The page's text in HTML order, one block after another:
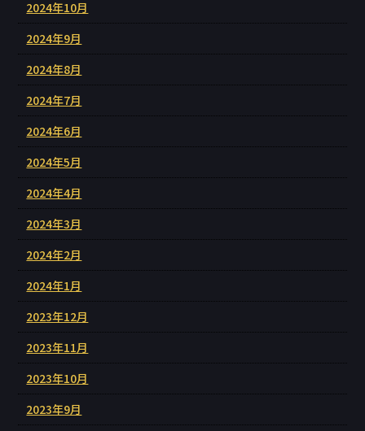
2024年10月
2024年9月
2024年8月
2024年7月
2024年6月
2024年5月
2024年4月
2024年3月
2024年2月
2024年1月
2023年12月
2023年11月
2023年10月
2023年9月